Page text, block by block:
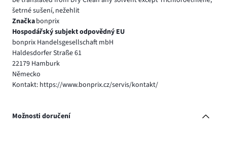
šetrné sušení, nežehlit
Značkabonprix
Hospodářský subjekt odpovědný EU
bonprix Handelsgesellschaft mbH
Haldesdorfer Straße 61
22179 Hamburk
Německo
Kontakt: https://www.bonprix.cz/servis/kontakt/
Možnosti doručení